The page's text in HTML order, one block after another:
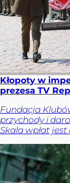
Kłopoty w
prezesa TV
Fundacja
przychody i
Skala wpłat